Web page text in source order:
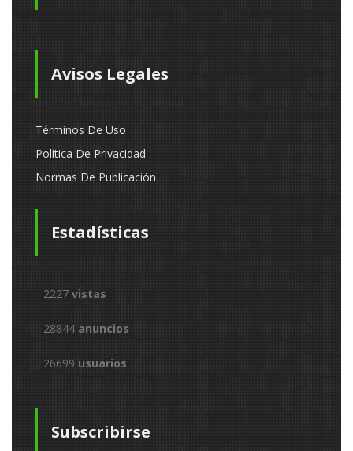
Avisos Legales
Términos De Uso
Política De Privacidad
Normas De Publicación
Estadísticas
2227 vistas
28844 anuncios
26699 usuarios
Subscribirse